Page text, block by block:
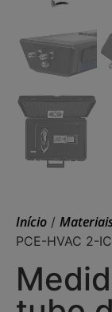
Início /
PCE-HVAC 2-